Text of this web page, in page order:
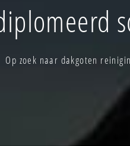
Op zoek naar dakgoten